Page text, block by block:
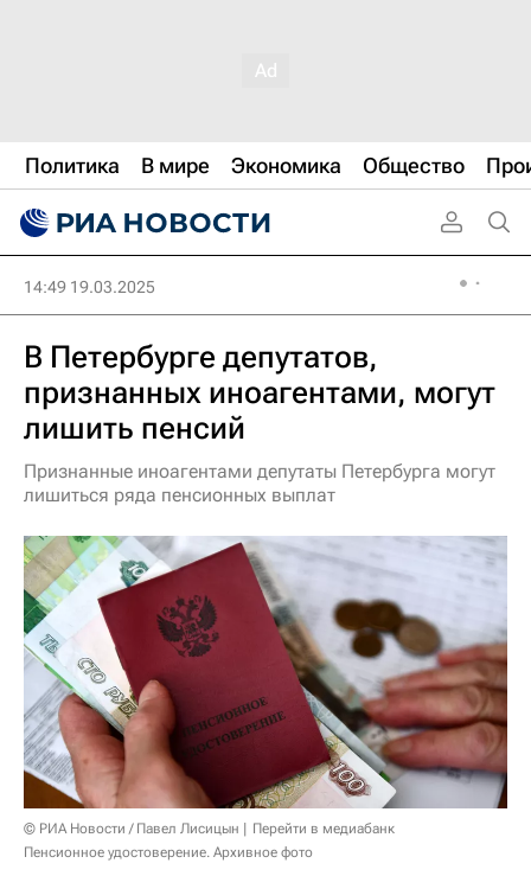
Политика В мире Экономика Общество
14:49 19.03.2025
В Петербурге депутатов,
признанных иноагентами, могут
лишить пенсий
Признанные иноагентами депутаты Петербурга могут
лишиться ряда пенсионных выплат
© РИА Новости / Павел Лисицын
Перейти в медиабанк
Пенсионное удостоверение. Архивное фото